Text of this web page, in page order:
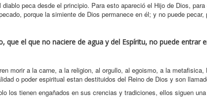
peca desde el principio. Para esto apareció el Hijo de Dios,
porque la simiente de Dios permanece en él; y no puede
que el que no naciere de agua y del Espíritu, no puede entrar
morir a la carne, a la religion, al orgullo, al egoismo, a la
o poder espiritual estan destituidos del Reino de Dios y son
los tienen engañados en sus crencias y tradiciones, ellos siguen